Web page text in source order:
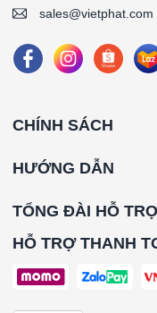
sales@vietphat.com
CHÍNH SÁCH
HƯỚNG DẪN
TỔNG ĐÀI HỖ
HỖ TRỢ THANH